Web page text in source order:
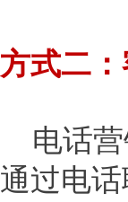
方式二
电话营
通过电